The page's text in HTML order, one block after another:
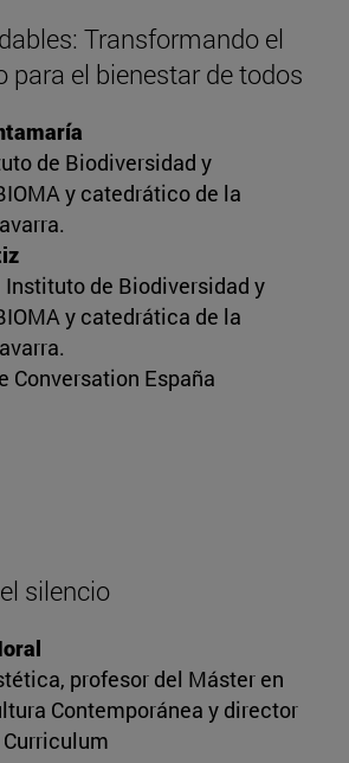
Transformando el
para el bienestar de todos
de Biodiversidad y
y catedrático de la
de Biodiversidad y
y catedrática de la
Conversation España
silencio
profesor del Máster en
Contemporánea y director